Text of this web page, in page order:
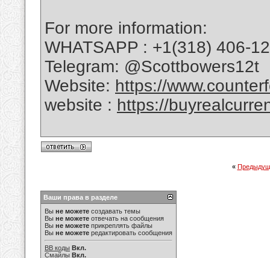
For more information:
WHATSAPP : +1(318) 406-
Telegram: @Scottbowers12t
Website: https://
website : https://
«
Ваши права в разделе
Вы не можете создавать темы
Вы не можете отвечать на сообщения
Вы не можете прикреплять файлы
Вы не можете редактировать сообщения
BB коды Вкл.
Смайлы Вкл.